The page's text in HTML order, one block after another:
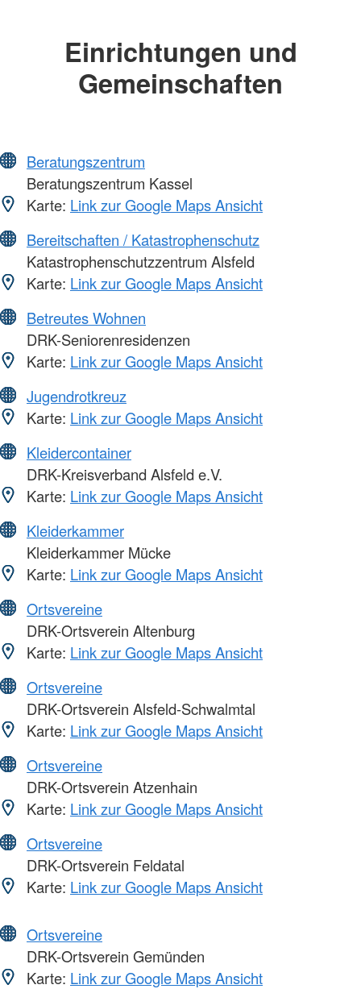
Einrichtungen und
Gemeinschaften
Beratungszentrum
Beratungszentrum Kassel
Karte: Link zur Google Maps Ansicht
Bereitschaften / Katastrophenschutz
Katastrophenschutzzentrum Alsfeld
Karte: Link zur Google Maps Ansicht
Betreutes Wohnen
DRK-Seniorenresidenzen
Karte: Link zur Google Maps Ansicht
Jugendrotkreuz
Karte: Link zur Google Maps Ansicht
Kleidercontainer
DRK-Kreisverband Alsfeld e.V.
Karte: Link zur Google Maps Ansicht
Kleiderkammer
Kleiderkammer Mücke
Karte: Link zur Google Maps Ansicht
Ortsvereine
DRK-Ortsverein Altenburg
Karte: Link zur Google Maps Ansicht
Ortsvereine
DRK-Ortsverein Alsfeld-Schwalmtal
Karte: Link zur Google Maps Ansicht
Ortsvereine
DRK-Ortsverein Atzenhain
Karte: Link zur Google Maps Ansicht
Ortsvereine
DRK-Ortsverein Feldatal
Karte: Link zur Google Maps Ansicht
Ortsvereine
DRK-Ortsverein Gemünden
Karte: Link zur Google Maps Ansicht